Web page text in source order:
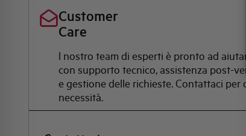
Customer
Care
l nostro team di esperti è pronto ad
con supporto tecnico, assistenza post-
e gestione delle richieste. Contattaci per
necessità.